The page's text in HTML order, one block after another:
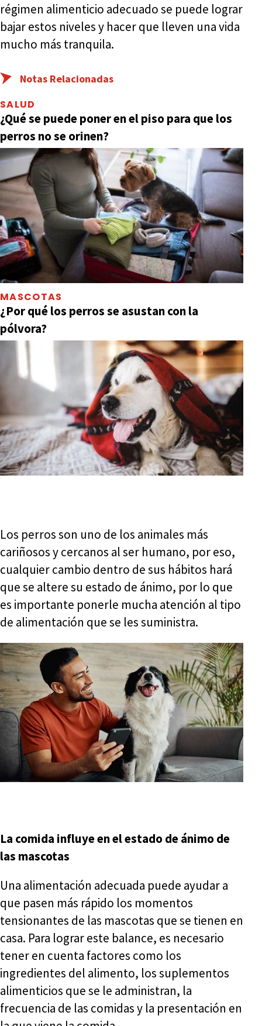
régimen alimenticio adecuado se puede lograr
bajar estos niveles y hacer que lleven una vida
mucho más tranquila.
Notas Relacionadas
SALUD
¿Qué se puede poner en el piso para que los
perros no se orinen?
MASCOTAS
¿Por qué los perros se asustan con la
pólvora?
Los perros son uno de los animales más
cariñosos y cercanos al ser humano, por eso,
cualquier cambio dentro de sus hábitos hará
que se altere su estado de ánimo, por lo que
es importante ponerle mucha atención al tipo
de alimentación que se les suministra.
La comida influye en el estado de ánimo de
las mascotas
Una alimentación adecuada puede ayudar a
que pasen más rápido los momentos
tensionantes de las mascotas que se tienen en
casa. Para lograr este balance, es necesario
tener en cuenta factores como los
ingredientes del alimento, los suplementos
alimenticios que se le administran, la
frecuencia de las comidas y la presentación en